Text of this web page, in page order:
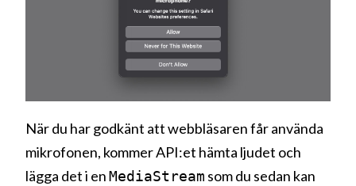
När du har godkänt att webbläsaren får använda
mikrofonen, kommer API:et hämta ljudet och
lägga det i enMediaStream som du sedan kan